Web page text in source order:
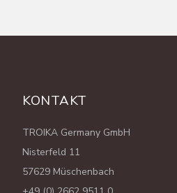
KONTAKT
TROIKA Germany GmbH
Nisterfeld 11
57629 Müschenbach